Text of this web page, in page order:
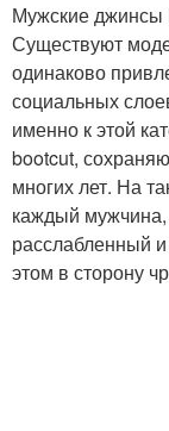
Мужские джинсы
Существуют
одинаково
социальных
именно к этой
bootcut,
многих лет. На
каждый
расслабленный
этом в сторону